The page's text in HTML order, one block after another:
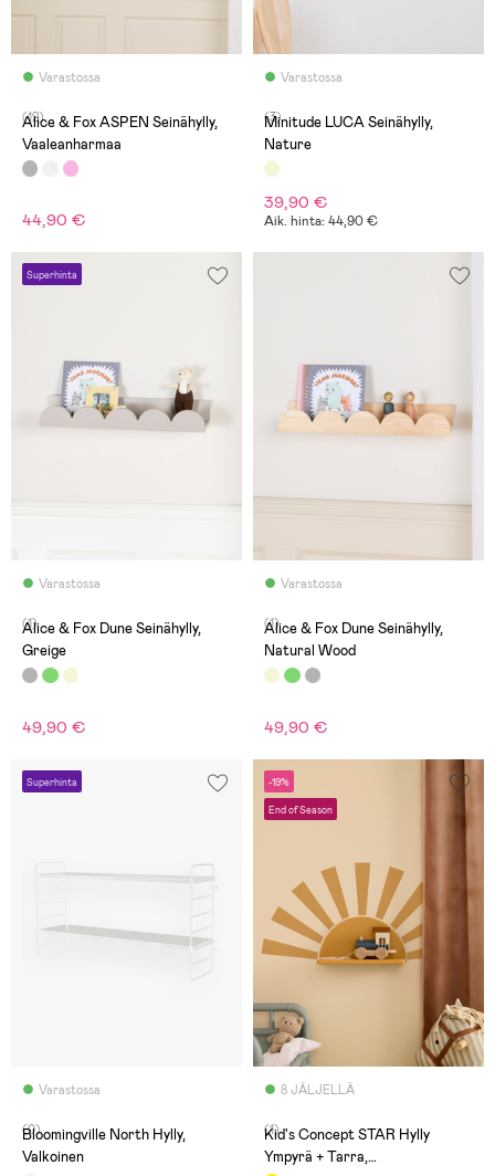
Varastossa
(12)
Alice & Fox ASPEN Seinähylly,
Vaaleanharmaa
44,90 €
Varastossa
(3)
Minitude LUCA Seinähylly,
Nature
39,90 €
Aik. hinta: 44,90 €
Superhinta
Varastossa
(1)
Alice & Fox Dune Seinähylly,
Greige
49,90 €
Varastossa
(1)
Alice & Fox Dune Seinähylly,
Natural Wood
49,90 €
Superhinta
Varastossa
(0)
Bloomingville North Hylly,
Valkoinen
-19%
End of Season
8 JÄLJELLÄ
(1)
Kid's Concept STAR Hylly
Ympyrä + Tarra,